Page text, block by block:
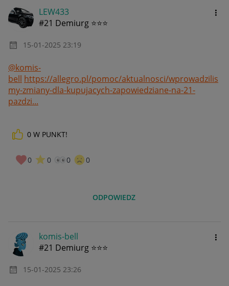
LEW433
#21 Demiurg ⭐⭐⭐
‎15-01-2025 23:19
@komis-
bell https://allegro.pl/pomoc/aktualnosci/wprowadzilis
my-zmiany-dla-kupujacych-zapowiedziane-na-21-
pazdzi...
0 W PUNKT!
0 0 0 0
ODPOWIEDZ
komis-bell
#21 Demiurg ⭐⭐⭐
‎15-01-2025 23:26